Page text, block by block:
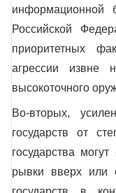
информационной
Российской
приоритетных
агрессии извне
высокоточного
Во-вторых,
государств от
государства
рывки вверх или